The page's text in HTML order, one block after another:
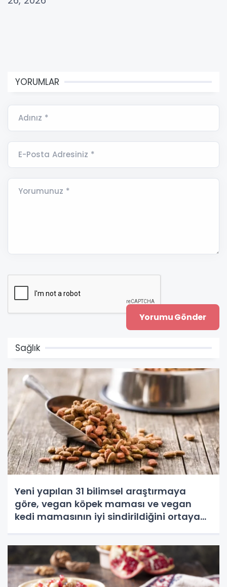
YORUMLAR
Adınız *
E-Posta Adresiniz *
Yorumunuz *
Sağlık
Yeni yapılan 31 bilimsel araştırmaya
göre, vegan köpek maması ve vegan
kedi mamasının iyi sindirildiğini ortaya